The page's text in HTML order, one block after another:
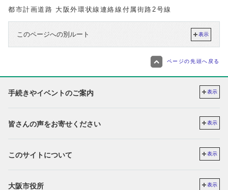
都市計画道路 大阪外環状線連絡線付属街路2号線
このページへの別ルート 表示
ページの先頭へ戻る
手続きやイベントのご案内 表示
皆さんの声をお寄せください 表示
このサイトについて 表示
大阪市役所 表示